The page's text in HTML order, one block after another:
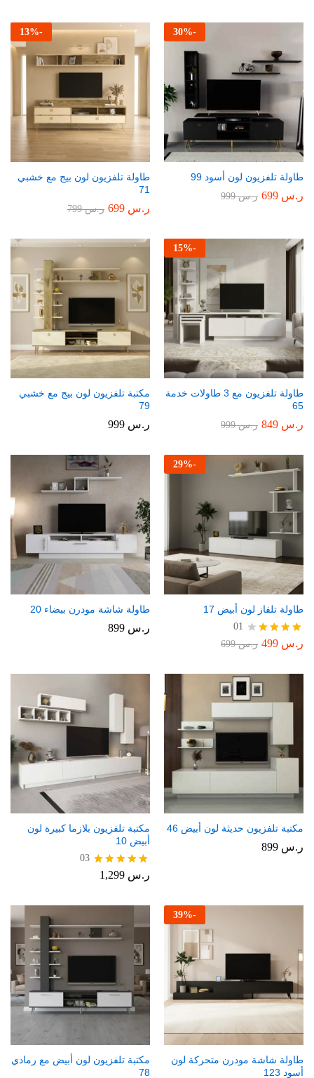
-
30%
طاولة تلفزيون لون أسود 99
ر.س ر.س999
-
13%
طاولة تلفزيون لون بيج مع خشبي
71
ر.س ر.س799
-
15%
طاولة تلفزيون مع 3 طاولات خدمة
65
ر.س ر.س999
مكتبة تلفزيون لون بيج مع خشبي
79
ر.س
-
29%
طاولة تلفاز لون أبيض 17
تم
من 5
01
ر.س ر.س699
طاولة شاشة مودرن بيضاء 20
ر.س
مكتبة تلفزيون حديثة لون أبيض 46
ر.س
مكتبة تلفزيون بلازما كبيرة لون
أبيض 10
تم التقييم
03
ر.س
-
39%
طاولة شاشة مودرن متحركة لون
أسود 123
مكتبة تلفزيون لون أبيض مع رمادي
78